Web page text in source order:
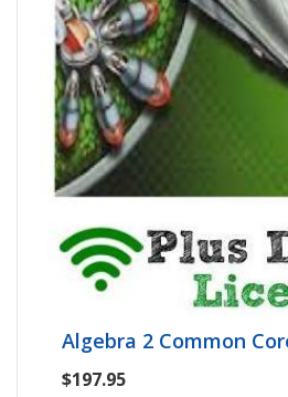
Algebra 2 Common
$197.95